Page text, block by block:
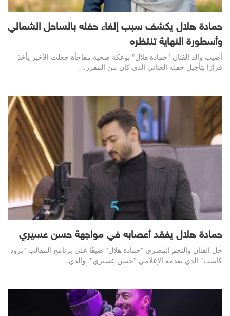
حمادة هلال يكشف سبب إلغاء حفله بالساحل الشمالي
وأسطورة النهاية تنتظره
أصيب والد الفنان "حمادة هلال" بوعكة صحية مفاجأة جعلت الأخير يأخذ
قرارًا بتأجيل حفله الغنائي الذي كان من المقرر…
حمادة هلال يفقد أعصابه في مواجهة حسن عسيري
حل الفنان والنجم المصري "حمادة هلال" ضيفًا على برنامج المقالب "برود
كاست" الذي يقدمه الإعلامي "حسن عسيري". والذي…